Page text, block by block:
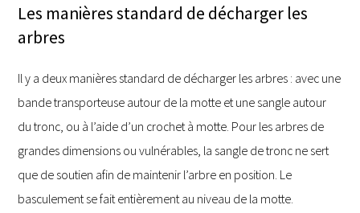
Les manières standard de décharger les
arbres
Il y a deux manières standard de décharger les arbres : avec une
bande transporteuse autour de la motte et une sangle autour
du tronc, ou à l’aide d’un crochet à motte. Pour les arbres de
grandes dimensions ou vulnérables, la sangle de tronc ne sert
que de soutien afin de maintenir l’arbre en position. Le
basculement se fait entièrement au niveau de la motte.